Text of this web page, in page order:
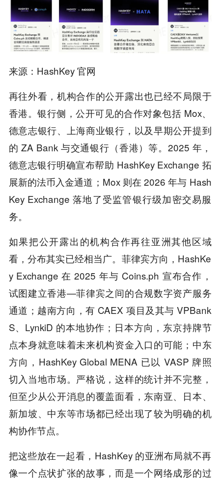
来源： HashKey官网
再往外看，机构合作的公开露出也已经不局限于
香港。银行侧，公开可见的合作对象包括 Mox、
德意志银行、上海商业银行，以及早期公开提到
的 ZA Bank 与交通银行（香港）等。2025 年，
德意志银行明确宣布帮助 HashKey Exchange 拓
展新的法币入金通道；Mox 则在 2026 年与 Hash
Key Exchange 落地了受监管银行级加密交易服
务。
如果把公开露出的机构合作再往亚洲其他区域
看，分布其实已经相当广。菲律宾方向，HashKe
y Exchange 在 2025 年与 Coins.ph 宣布合作，
试图建立香港—菲律宾之间的合规数字资产服务
通道；越南方向，有 CAEX 项目及其与 VPBank
S、LynkiD 的本地协作；日本方向，东京持牌节
点本身就意味着未来机构资金入口的可能；中东
方向，HashKey Global MENA 已以 VASP 牌照
切入当地市场。严格说，这样的统计并不完整，
但至少从公开消息的覆盖面看，东南亚、日本、
新加坡、中东等市场都已经出现了较为明确的机
构协作节点。
把这些放在一起看，HashKey 的亚洲布局就不再
像一个点状扩张的故事，而是一个网络成形的过